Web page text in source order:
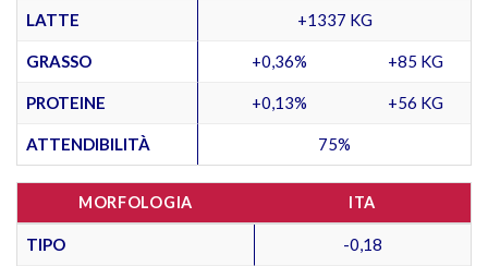
LATTE +1337 KG
GRASSO +0,36% +85 KG
PROTEINE +0,13% +56 KG
ATTENDIBILITÀ 75%
MORFOLOGIA ITA
TIPO -0,18